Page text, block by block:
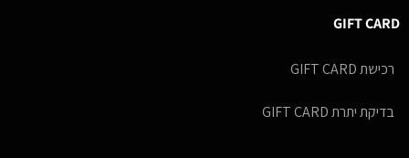
GIFT CARD
רכישת GIFT CARD
בדיקת יתרת GIFT CARD